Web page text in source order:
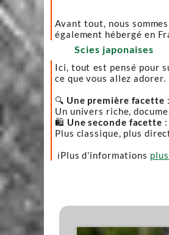
Scies japonaises
Avant tout, nous
également hébergé en
afin que l’artisanat
Ici, tout est pensé pour
ce que vous allez adorer.
🔍 Une première facette :
Un univers riche,
🛍️ Une seconde facette :
Plus classique, plus
ℹ️Plus d'informations